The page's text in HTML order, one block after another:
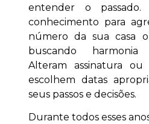
entender o passado.
conhecimento para
número da sua casa
buscando
Alteram assinatura ou
escolhem datas
seus passos e decisões.
Durante todos esses